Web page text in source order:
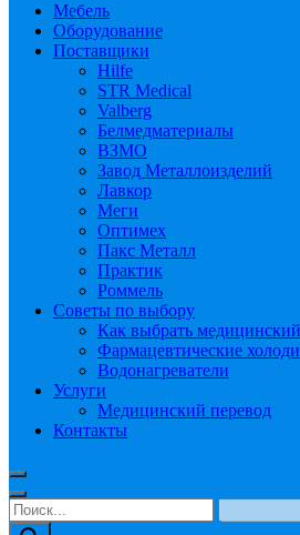
Мебель
Оборудование
Поставщики
Hilfe
STR Medical
Valberg
Белмедматериалы
ВЗМО
Завод Металлоизделий
Лавкор
Меги
Оптимех
Пакс Металл
Практик
Роммель
Советы по выбору
Как выбрать
Фармацевтические
Водонагреватели
Услуги
Медицинский перевод
Контакты